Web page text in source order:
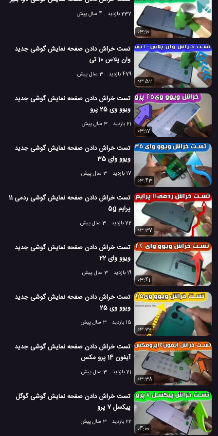
237 بازدید 4 سال پیش
03:10
تست خراش دادن صفحه نمایش گوشی جدید
وان پلاس 10 تی
479 بازدید
3 سال پیش
03:52
تست خراش دادن صفحه نمایش گوشی جدید
ویوو وی 25 پرو
21 بازدید
3 سال پیش
03:17
تست خراش دادن صفحه نمایش گوشی جدید
ویوو وای 35
17 بازدید
3 سال پیش
03:43
تست خراش دادن صفحه نمایش گوشی ردمی 11
پرایم 5g
72 بازدید
3 سال پیش
03:37
تست خراش دادن صفحه نمایش گوشی جدید
ویوو وای 22
19 بازدید
3 سال پیش
03:41
تست خراش دادن صفحه نمایش گوشی جدید
ویوو وی 25
15 بازدید
3 سال پیش
03:30
تست خراش دادن صفحه نمایش گوشی جدید
آیفون 14 پرو مکس
71 بازدید
3 سال پیش
03:38
تست خراش دادن صفحه نمایش گوشی گوگل
پیکسل 7 پرو
22 بازدید
3 سال پیش
04:00